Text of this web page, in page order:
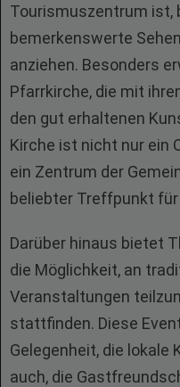
Tourismuszentrum ist,
bemerkenswerte
anziehen. Besonders
Pfarrkirche, die mit
den gut erhaltenen
Kirche ist nicht nur ein
ein Zentrum der
beliebter Treffpunkt
Darüber hinaus bietet
die Möglichkeit, an
Veranstaltungen
stattfinden. Diese
Gelegenheit, die lokale
auch, die